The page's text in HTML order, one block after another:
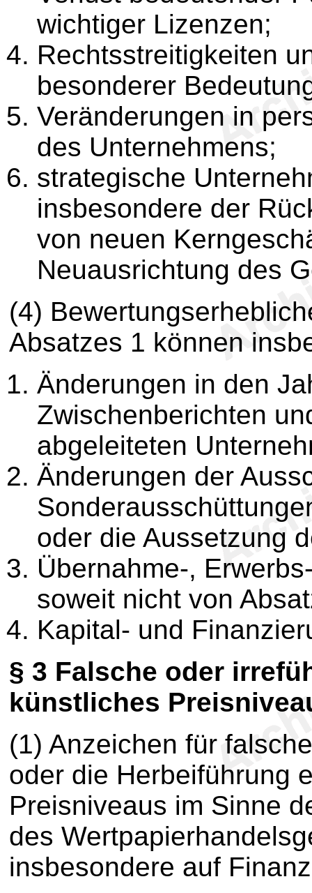
wichtiger Lizenzen;
Rechtsstreitigkeiten
besonderer
Veränderungen in
des Unternehmens;
strategische
insbesondere der
von neuen
Neuausrichtung des
(4)
Absatzes 1 können
Änderungen in den
Zwischenberichten
abgeleiteten
Änderungen der
oder die Aussetzung
Übernahme-,
soweit nicht von
Kapital- und
§ 3 Falsche oder
künstliches
(1) Anzeichen für
oder die Herbeiführung
Preisniveaus im Sinne
des
insbesondere auf